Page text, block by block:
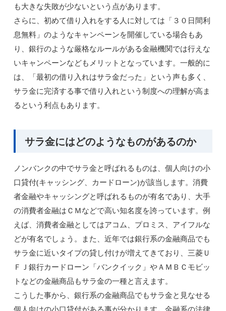
も大きな失敗が少ないという点があります。
さらに、初めて借り入れをする人に対しては「３０日間利
息無料」のようなキャンペーンを開催している場合もあ
り、銀行のような厳格なルールがある金融機関では行えな
いキャンペーンなどもメリットとなっています。一般的に
は、「最初の借り入れはサラ金だった」という声も多く、
サラ金に完済する事で借り入れという制度への理解が高ま
るという利点もあります。
サラ金にはどのようなものがあるのか
ノンバンクの中でサラ金と呼ばれるものは、個人向けの小
口貸付(キャッシング、カードローン)が該当します。消費
者金融やキャッシングと呼ばれるものが有名であり、大手
の消費者金融はＣＭなどで高い知名度を誇っています。例
えば、消費者金融としてはアコム、プロミス、アイフルな
どが有名でしょう。また、近年では銀行系の金融商品でも
サラ金に近いタイプの貸し付けが増えてきており、三菱Ｕ
ＦＪ銀行カードローン「バンクイック」やＡＭＢＣモビッ
トなどの金融商品もサラ金の一種と言えます。
こうした事から、銀行系の金融商品でもサラ金と見なせる
個人向けの小口貸付がある事が分かります。金融系の法律